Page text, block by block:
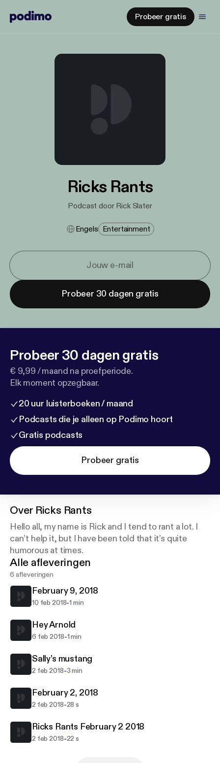
Probeer gratis
Ricks Rants
Podcast door Rick Slater
Engels Entertainment
Probeer 30 dagen gratis
Probeer 30 dagen gratis
€ 9,99 / maand na proefperiode.
Elk moment opzegbaar.
20 uur luisterboeken / maand
Podcasts die je alleen op Podimo hoort
Gratis podcasts
Probeer gratis
Over Ricks Rants
Hello all, my name is Rick and I tend to rant a lot. I
can’t help it, but I have been told that it’s quite
humorous at times.
Alle afleveringen
6 afleveringen
February 9, 2018
10 feb 2018-1 min
Hey Arnold
6 feb 2018-1 min
Sally’s mustang
2 feb 2018-3 min
February 2, 2018
2 feb 2018-28 s
Ricks Rants February 2 2018
2 feb 2018-22 s